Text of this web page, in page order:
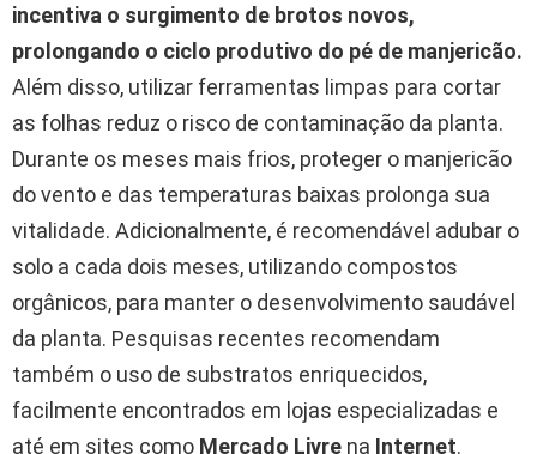
incentiva o surgimento de brotos novos,
prolongando o ciclo produtivo do pé de manjericão.
Além disso, utilizar ferramentas limpas para cortar
as folhas reduz o risco de contaminação da planta.
Durante os meses mais frios, proteger o manjericão
do vento e das temperaturas baixas prolonga sua
vitalidade. Adicionalmente, é recomendável adubar o
solo a cada dois meses, utilizando compostos
orgânicos, para manter o desenvolvimento saudável
da planta. Pesquisas recentes recomendam
também o uso de substratos enriquecidos,
facilmente encontrados em lojas especializadas e
até em sites como Mercado Livre na Internet.